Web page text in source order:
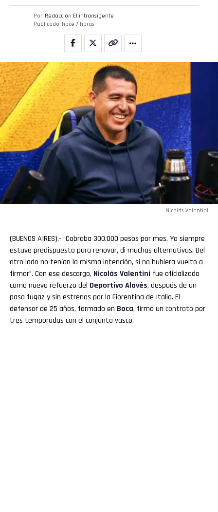
Por Redacción El intransigente
Publicado hace 7 horas
Nicolás Valentini
(BUENOS AIRES).- “Cobraba 300.000 pesos por mes. Yo siempre
estuve predispuesto para renovar, di muchas alternativas. Del
otro lado no tenían la misma intención, si no hubiera vuelto a
firmar”. Con ese descargo, Nicolás Valentini fue oficializado
como nuevo refuerzo del Deportivo Alavés, después de un
paso fugaz y sin estrenos por la Fiorentina de Italia. El
defensor de 25 años, formado en Boca, firmó un contrato por
tres temporadas con el conjunto vasco.